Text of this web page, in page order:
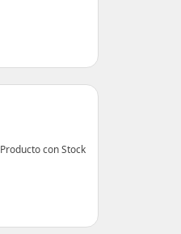
Producto con Stock